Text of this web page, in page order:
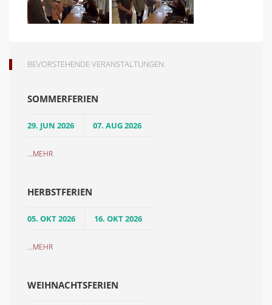
BEVORSTEHENDE VERANSTALTUNGEN
SOMMERFERIEN
29. JUN 2026 07. AUG 2026
...MEHR
HERBSTFERIEN
05. OKT 2026 16. OKT 2026
...MEHR
WEIHNACHTSFERIEN